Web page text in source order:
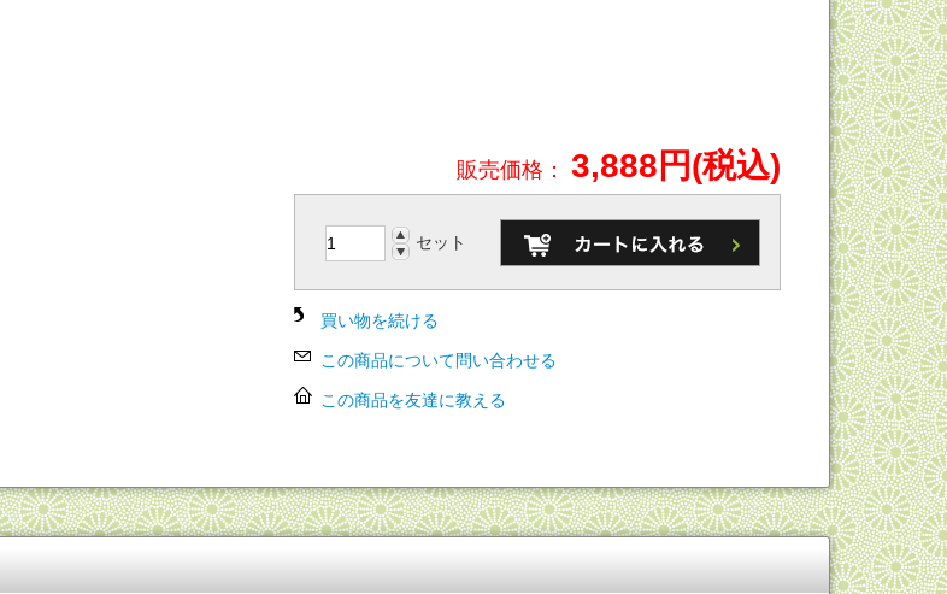
販売価格： 3,888円(税込)
セット
買い物を続ける
この商品について問い合わせる
この商品を友達に教える